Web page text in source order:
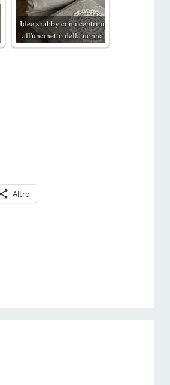
Idee shabby con i centrini
all'uncinetto della nonna
Altro